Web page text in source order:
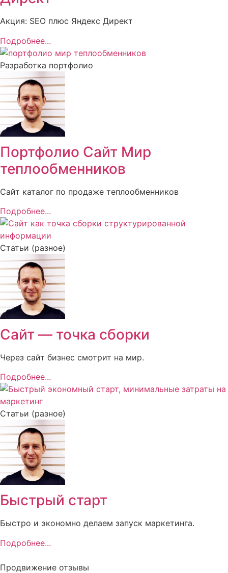
Акция: SEO плюс Яндекс Директ
Подробнее...
Разработка портфолио
Портфолио Сайт Мир
теплообменников
Сайт каталог по продаже теплообменников
Подробнее...
Статьи (разное)
Сайт — точка сборки
Через сайт бизнес смотрит на мир.
Подробнее...
Статьи (разное)
Быстрый старт
Быстро и экономно делаем запуск маркетинга.
Подробнее...
Продвижение отзывы